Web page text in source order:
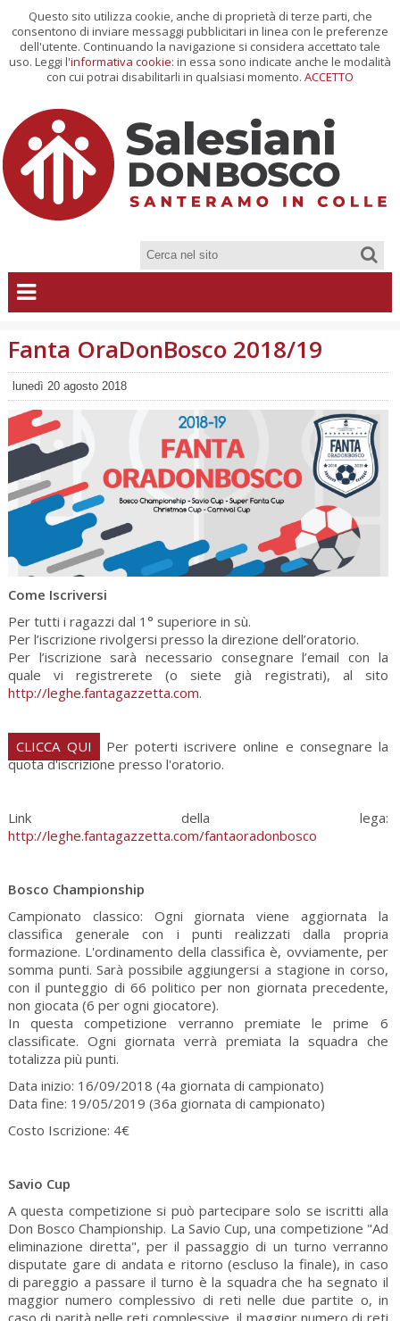
Questo sito utilizza cookie, anche di proprietà di terze parti, che
consentono di inviare messaggi pubblicitari in linea con le preferenze
dell'utente. Continuando la navigazione si considera accettato tale
uso. Leggi l'informativa cookie: in essa sono indicate anche le modalità
con cui potrai disabilitarli in qualsiasi momento. ACCETTO
Fanta OraDonBosco 2018/19
lunedì 20 agosto 2018
Come Iscriversi
Per tutti i ragazzi dal 1° superiore in sù.
Per l’iscrizione rivolgersi presso la direzione dell’oratorio.
Per l’iscrizione sarà necessario consegnare l’email con la
quale vi registrerete (o siete già registrati), al sito
http://leghe.fantagazzetta.com.
CLICCA QUI
Per poterti iscrivere online e consegnare la
quota d'iscrizione presso l'oratorio.
Link della lega:
http://leghe.fantagazzetta.com/fantaoradonbosco
Bosco Championship
Campionato classico: Ogni giornata viene aggiornata la
classifica generale con i punti realizzati dalla propria
formazione. L'ordinamento della classifica è, ovviamente, per
somma punti. Sarà possibile aggiungersi a stagione in corso,
con il punteggio di 66 politico per non giornata precedente,
non giocata (6 per ogni giocatore).
In questa competizione verranno premiate le prime 6
classificate. Ogni giornata verrà premiata la squadra che
totalizza più punti.
Data inizio: 16/09/2018 (4a giornata di campionato)
Data fine: 19/05/2019 (36a giornata di campionato)
Costo Iscrizione: 4€
Savio Cup
A questa competizione si può partecipare solo se iscritti alla
Don Bosco Championship. La Savio Cup, una competizione "Ad
eliminazione diretta", per il passaggio di un turno verranno
disputate gare di andata e ritorno (escluso la finale), in caso
di pareggio a passare il turno è la squadra che ha segnato il
maggior numero complessivo di reti nelle due partite o, in